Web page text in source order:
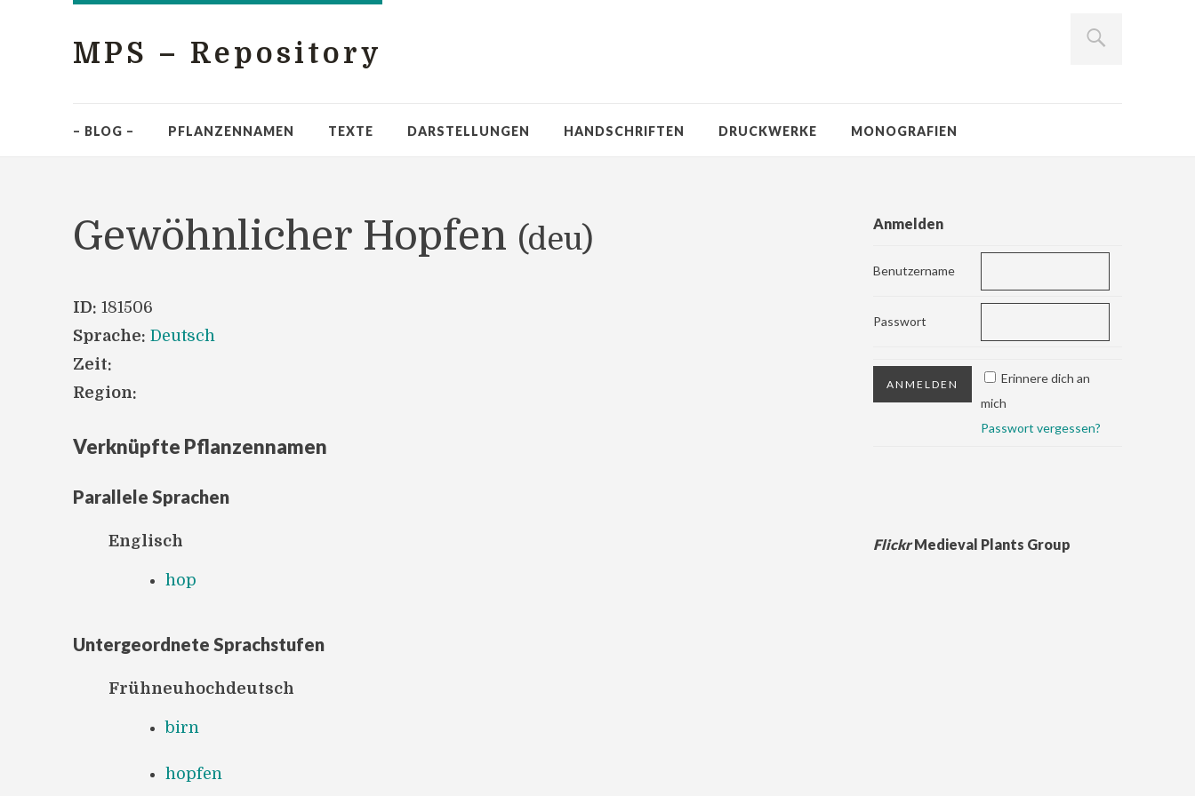
MPS – Repository
– BLOG – PFLANZENNAMEN TEXTE DARSTELLUNGEN HANDSCHRIFTEN DRUCKWERKE MONOGRAFIEN
Gewöhnlicher Hopfen (deu)
ID: 181506
Sprache: Deutsch
Zeit:
Region:
Verknüpfte Pflanzennamen
Parallele Sprachen
Englisch
hop
Untergeordnete Sprachstufen
Frühneuhochdeutsch
birn
hopfen
Anmelden
Benutzername
Passwort
Erinnere dich an
mich
Passwort vergessen?
FlickrMedieval Plants Group